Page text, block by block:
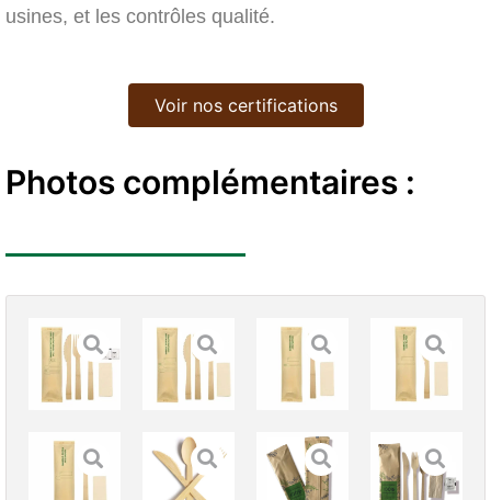
usines, et les contrôles qualité.
Voir nos certifications
Photos complémentaires :